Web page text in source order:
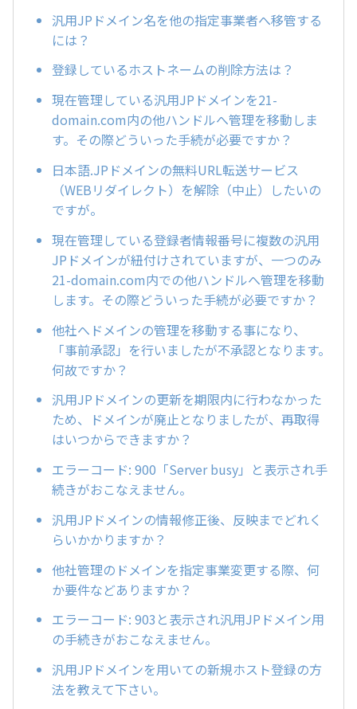
汎用JPドメイン名を他の指定事業者へ移管する
には？
登録しているホストネームの削除方法は？
現在管理している汎用JPドメインを21-
domain.com内の他ハンドルへ管理を移動しま
す。その際どういった手続が必要ですか？
日本語.JPドメインの無料URL転送サービス
（WEBリダイレクト）を解除（中止）したいの
ですが。
現在管理している登録者情報番号に複数の汎用
JPドメインが紐付けされていますが、一つのみ
21-domain.com内での他ハンドルへ管理を移動
します。その際どういった手続が必要ですか？
他社へドメインの管理を移動する事になり、
「事前承認」を行いましたが不承認となります。
何故ですか？
汎用JPドメインの更新を期限内に行わなかった
ため、ドメインが廃止となりましたが、再取得
はいつからできますか？
エラーコード: 900「Server busy」と表示され手
続きがおこなえません。
汎用JPドメインの情報修正後、反映までどれく
らいかかりますか？
他社管理のドメインを指定事業変更する際、何
か要件などありますか？
エラーコード: 903と表示され汎用JPドメイン用
の手続きがおこなえません。
汎用JPドメインを用いての新規ホスト登録の方
法を教えて下さい。